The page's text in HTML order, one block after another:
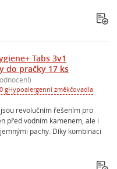
Tabs 3v1
do pračky 17 ks
gHypoalergenní změkčovadla
revolučním řešením pro
před vodním kamenem, ale i
pachy. Díky kombinaci